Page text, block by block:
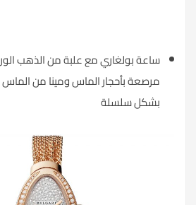
مرصعة بأحجار الماس ومينا من
بشكل سلسلة